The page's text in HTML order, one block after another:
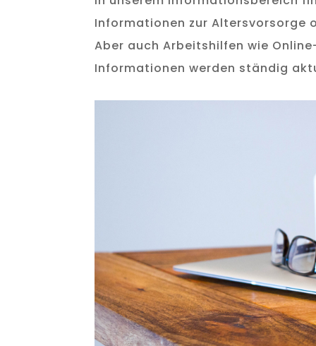
Informationen zur Altersvorsorge
Aber auch Arbeitshilfen wie
Informationen werden ständig